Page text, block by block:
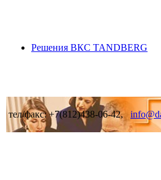
Решения ВКС TANDBERG
тел/факс: +7(812)438-06-42,